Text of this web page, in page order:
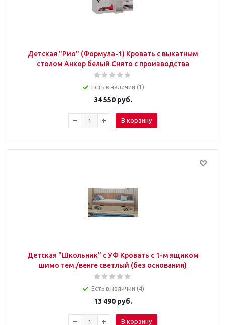
Детская "Рио" (Формула-1) Кровать с выкатным
столом Анкор белый Снято с производства
Есть в наличии (1)
34 550руб.
В корзину
Детская "Школьник" с УФ Кровать с 1-м ящиком
шимо тем./венге светлый (без основания)
Есть в наличии (4)
13 490руб.
В корзину